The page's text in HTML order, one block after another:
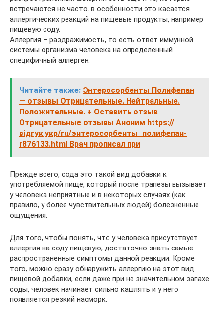
встречаются не часто, в особенности это касается
аллергических реакций на пищевые продукты, например
пищевую соду.
Аллергия – раздражимость, то есть ответ иммунной
системы организма человека на определенный
специфичный аллерген.
Читайте также: Энтеросорбенты Полифепан
— отзывы Отрицательные. Нейтральные.
Положительные. + Оставить отзыв
Отрицательные отзывы Аноним https://
відгук.укр/ru/энтеросорбенты_полифепан-
r876133.html Врач прописал при
Прежде всего, сода это такой вид добавки к
употребляемой пище, который после трапезы вызывает
у человека неприятные и в некоторых случаях (как
правило, у более чувствительных людей) болезненные
ощущения.
Для того, чтобы понять, что у человека присутствует
аллергия на соду пищевую, достаточно знать самые
распространенные симптомы данной реакции. Кроме
того, можно сразу обнаружить аллергию на этот вид
пищевой добавки, если даже при не значительном запахе
соды, человек начинает сильно кашлять и у него
появляется резкий насморк.